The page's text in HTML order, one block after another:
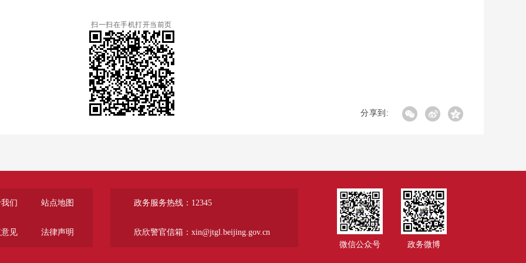
扫一扫在手机打开当前页
分享到:
们 站点地图
见 法律声明
政务服务热线：12345
欣欣警官信箱：xin@jtgl.beijing.gov.cn
微信公众号
政务微博